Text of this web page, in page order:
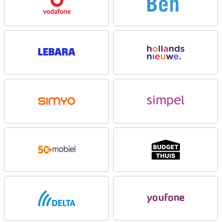
Multitasken gaat razendsnel en zonder haperingen. En met 256GB
apps. Je hoeft dus nooit meer bestanden te verwijderen om ruimte
Slimme AI
dat merk je meteen bij de Google Pixel 10 Pro XL 256GB Zwart. Met
alsof je een gesprek voert. Dat voelt verrassend natuurlijk aan.
Tijdens het gesprek deel je bovendien makkelijk je scherm, een foto
Je kunt Gemini bijvoorbeeld vragen om iets op internet op te
groepschat. En met Circle to Search omcirkel je gewoon iets op je
scherm om daar direct meer info over te krijgen. Handig als je iets
De Google Pixel 10 Pro XL 256GB Zwart heeft een drievoudig
camerasysteem dat je helpt bij het maken van foto’s van